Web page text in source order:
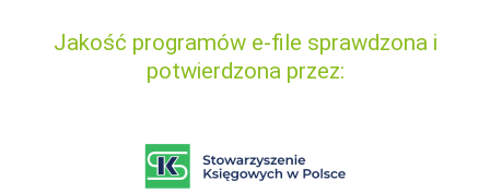
Jakość programów e-file sprawdzona i
potwierdzona przez: